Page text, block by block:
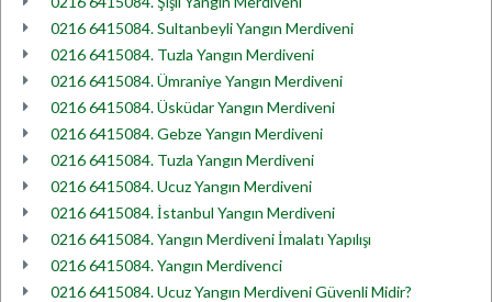
0216 6415084. Sultanbeyli Yangın Merdiveni
0216 6415084. Tuzla Yangın Merdiveni
0216 6415084. Ümraniye Yangın Merdiveni
0216 6415084. Üsküdar Yangın Merdiveni
0216 6415084. Gebze Yangın Merdiveni
0216 6415084. Tuzla Yangın Merdiveni
0216 6415084. Ucuz Yangın Merdiveni
0216 6415084. İstanbul Yangın Merdiveni
0216 6415084. Yangın Merdiveni İmalatı Yapılışı
0216 6415084. Yangın Merdivenci
0216 6415084. Ucuz Yangın Merdiveni Güvenli Midir?